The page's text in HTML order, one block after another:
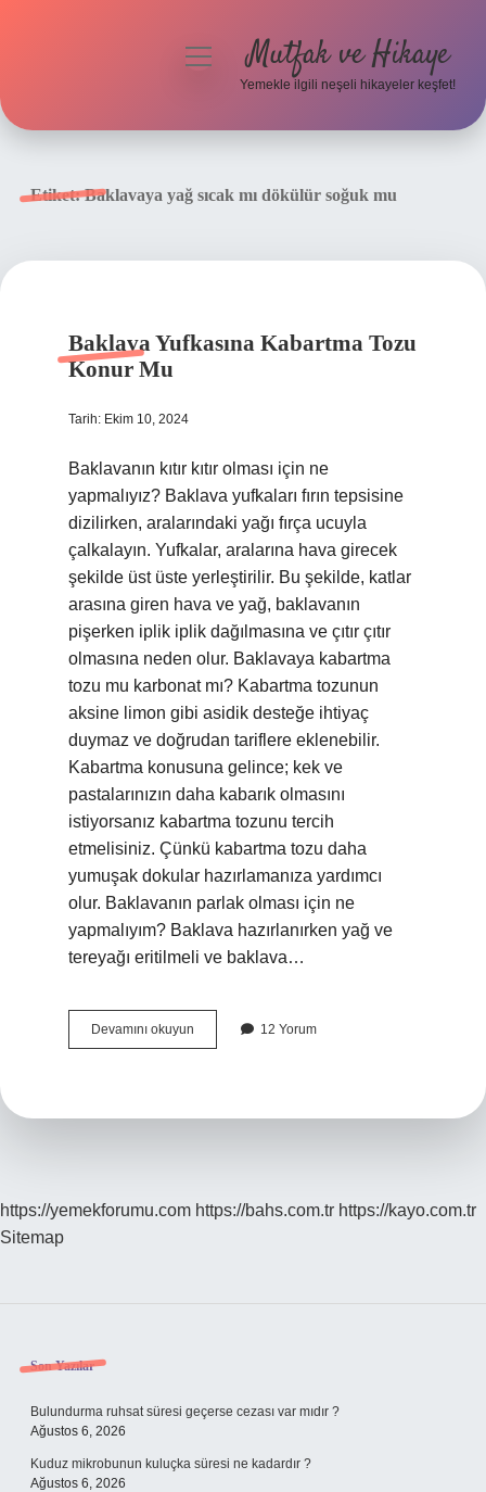
menüyüMutfak ve Hikaye
Yemekle ilgili neşeli hikayeler keşfet!
Etiket:Baklavaya yağ sıcak mı dökülür soğuk mu
Baklava Yufkasına Kabartma Tozu
Konur Mu
Tarih: Ekim 10, 2024
Baklavanın kıtır kıtır olması için ne
yapmalıyız? Baklava yufkaları fırın tepsisine
dizilirken, aralarındaki yağı fırça ucuyla
çalkalayın. Yufkalar, aralarına hava girecek
şekilde üst üste yerleştirilir. Bu şekilde, katlar
arasına giren hava ve yağ, baklavanın
pişerken iplik iplik dağılmasına ve çıtır çıtır
olmasına neden olur. Baklavaya kabartma
tozu mu karbonat mı? Kabartma tozunun
aksine limon gibi asidik desteğe ihtiyaç
duymaz ve doğrudan tariflere eklenebilir.
Kabartma konusuna gelince; kek ve
pastalarınızın daha kabarık olmasını
istiyorsanız kabartma tozunu tercih
etmelisiniz. Çünkü kabartma tozu daha
yumuşak dokular hazırlamanıza yardımcı
olur. Baklavanın parlak olması için ne
yapmalıyım? Baklava hazırlanırken yağ ve
tereyağı eritilmeli ve baklava…
Devamını okuyun
Yufkasına
12 Yorum
https://yemekforumu.com https://bahs.com.tr https://kayo.com.tr
Sitemap
Sidebar
Son Yazılar
Bulundurma ruhsat süresi geçerse cezası var mıdır ?
Ağustos 6, 2026
Kuduz mikrobunun kuluçka süresi ne kadardır ?
Ağustos 6, 2026